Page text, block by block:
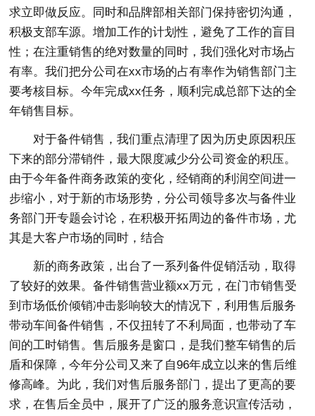
求立即做反应。同时和品牌部相关部门保持密切沟通，
积极支部车源。增加工作的计划性，避免了工作的盲目
性；在注重销售的绝对数量的同时，我们强化对市场占
有率。我们把分公司在xx市场的占有率作为销售部门主
要考核目标。今年完成xx任务，顺利完成总部下达的全
年销售目标。
对于备件销售，我们重点清理了因为历史原因积压
下来的部分滞销件，最大限度减少分公司资金的积压。
由于今年备件商务政策的变化，经销商的利润空间进一
步缩小，对于新的市场形势，分公司领导多次与备件业
务部门开专题会讨论，在积极开拓周边的备件市场，尤
其是大客户市场的同时，结合
新的商务政策，出台了一系列备件促销活动，取得
了较好的效果。备件销售营业额xx万元，在门市销售受
到市场低价倾销冲击影响较大的情况下，利用售后服务
带动车间备件销售，不仅扭转了不利局面，也带动了车
间的工时销售。售后服务是窗口，是我们整车销售的后
盾和保障，今年分公司又来了自96年成立以来的售后维
修高峰。为此，我们对售后服务部门，提出了更高的要
求，在售后全员中，展开了广泛的服务意识宣传活动，